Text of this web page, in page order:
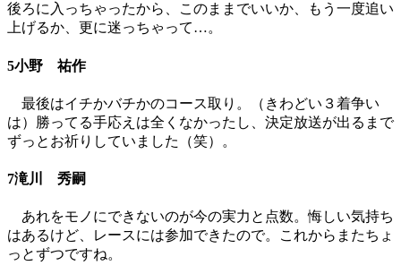
後ろに入っちゃったから、このままでいいか、もう一度追い
上げるか、更に迷っちゃって…。
5小野 祐作
最後はイチかバチかのコース取り。（きわどい３着争い
は）勝ってる手応えは全くなかったし、決定放送が出るまで
ずっとお祈りしていました（笑）。
7滝川 秀嗣
あれをモノにできないのが今の実力と点数。悔しい気持ち
はあるけど、レースには参加できたので。これからまたちょ
っとずつですね。